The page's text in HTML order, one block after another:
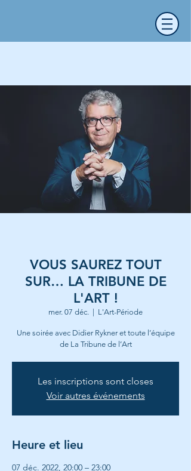
VOUS SAUREZ TOUT
SUR… LA TRIBUNE DE
L'ART !
mer. 07 déc. L'Art-Période
Une soirée avec Didier Rykner et toute l’équipe
de La Tribune de l’Art
Les inscriptions sont closes
Voir autres événements
Heure et lieu
07 déc. 2022, 20:00 – 23:00